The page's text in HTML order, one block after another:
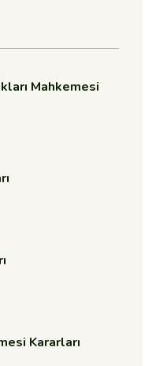
Mahkemesi
Kararları